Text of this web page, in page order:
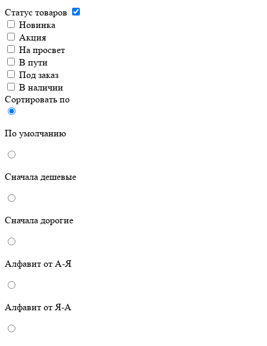
Статус товаров
Новинка
Акция
На просвет
В пути
Под заказ
В наличии
Сортировать по
По умолчанию
Сначала дешевые
Сначала дорогие
Алфавит от А-Я
Алфавит от Я-А